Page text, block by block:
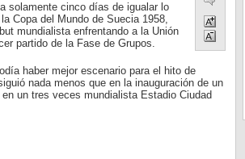
solamente cinco días de igualar lo
Copa del Mundo de Suecia 1958,
mundialista enfrentando a la Unión
partido de la Fase de Grupos.
haber mejor escenario para el hito de
nada menos que en la inauguración de un
un tres veces mundialista Estadio Ciudad